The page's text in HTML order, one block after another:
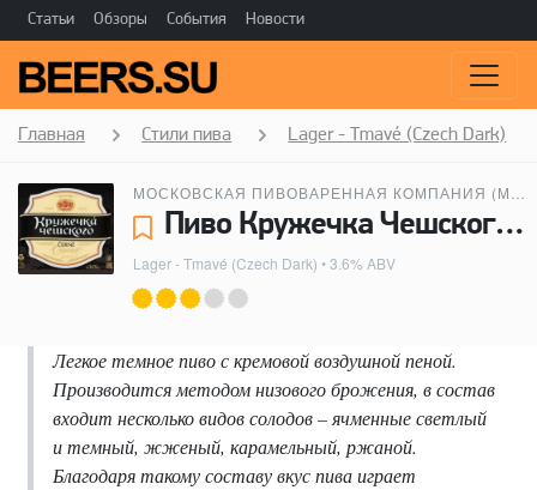
Статьи Обзоры События Новости
Главная Стили пива Lager - Tmavé (Czech Dark)
Пиво Кружечка Чешского Černé - Московская пивоваренная компания (МПК)
Lager - Tmavé (Czech Dark) • 3.6% ABV
Легкое темное пиво с кремовой воздушной пеной.
Производится методом низового брожения, в состав
входит несколько видов солодов – ячменные светлый
и темный, жженый, карамельный, ржаной.
Благодаря такому составу вкус пива играет